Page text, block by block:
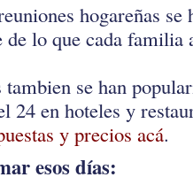
hogareñas
de lo que cada familia
se han
24 en hoteles y
y precios acá.
esos días: